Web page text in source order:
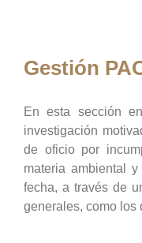
Gestión
En esta sección
investigación
de oficio por
materia ambiental
fecha, a través de
generales, como los